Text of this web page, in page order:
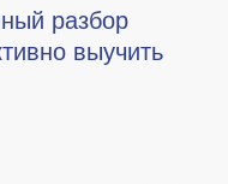
разбор
выучить